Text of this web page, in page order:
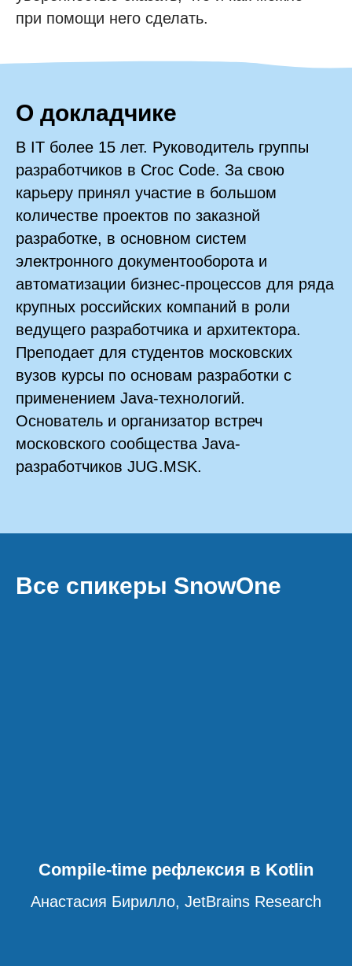
при помощи него сделать.
О докладчике
В IT более 15 лет. Руководитель группы
разработчиков в Croc Code. За свою
карьеру принял участие в большом
количестве проектов по заказной
разработке, в основном систем
электронного документооборота и
автоматизации бизнес-процессов для ряда
крупных российских компаний в роли
ведущего разработчика и архитектора.
Преподает для студентов московских
вузов курсы по основам разработки с
применением Java-технологий.
Основатель и организатор встреч
московского сообщества Java-
разработчиков JUG.MSK.
Все спикеры SnowOne
Compile-time рефлексия в Kotlin
Анастасия Бирилло, JetBrains Research